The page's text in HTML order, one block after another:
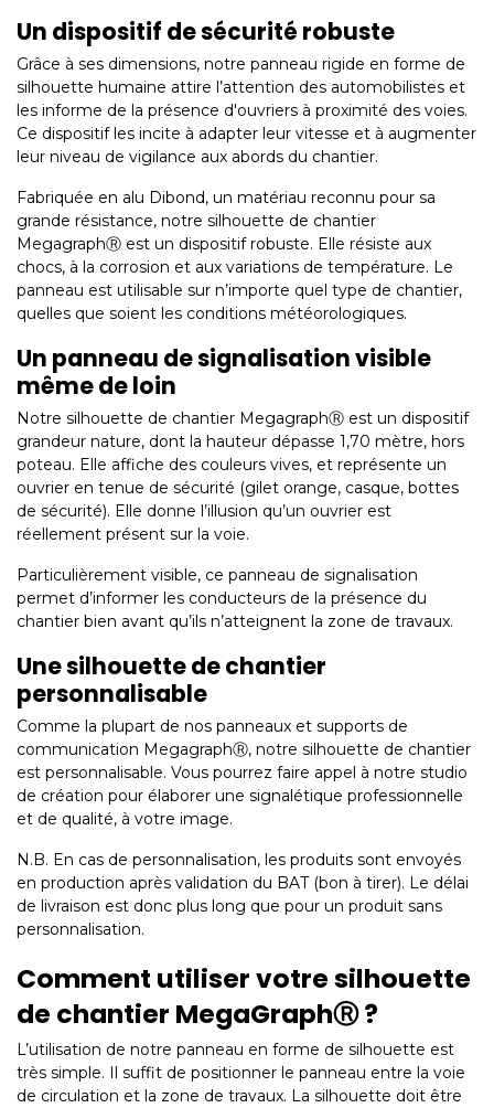
Un dispositif de sécurité robuste
Grâce à ses dimensions, notre panneau rigide en forme de
silhouette humaine attire l’attention des automobilistes et
les informe de la présence d'ouvriers à proximité des voies.
Ce dispositif les incite à adapter leur vitesse et à augmenter
leur niveau de vigilance aux abords du chantier.
Fabriquée en alu Dibond, un matériau reconnu pour sa
grande résistance, notre silhouette de chantier
MegagraphⓇ est un dispositif robuste. Elle résiste aux
chocs, à la corrosion et aux variations de température. Le
panneau est utilisable sur n’importe quel type de chantier,
quelles que soient les conditions météorologiques.
Un panneau de signalisation visible
même de loin
Notre silhouette de chantier MegagraphⓇ est un dispositif
grandeur nature, dont la hauteur dépasse 1,70 mètre, hors
poteau. Elle affiche des couleurs vives, et représente un
ouvrier en tenue de sécurité (gilet orange, casque, bottes
de sécurité). Elle donne l’illusion qu’un ouvrier est
réellement présent sur la voie.
Particulièrement visible, ce panneau de signalisation
permet d’informer les conducteurs de la présence du
chantier bien avant qu’ils n’atteignent la zone de travaux.
Une silhouette de chantier
personnalisable
Comme la plupart de nos panneaux et supports de
communication MegagraphⓇ, notre silhouette de chantier
est personnalisable. Vous pourrez faire appel à notre studio
de création pour élaborer une signalétique professionnelle
et de qualité, à votre image.
N.B. En cas de personnalisation, les produits sont envoyés
en production après validation du BAT (bon à tirer). Le délai
de livraison est donc plus long que pour un produit sans
personnalisation.
Comment utiliser votre silhouette
de chantier MegaGraphⓇ ?
L’utilisation de notre panneau en forme de silhouette est
très simple. Il suffit de positionner le panneau entre la voie
de circulation et la zone de travaux. La silhouette doit être